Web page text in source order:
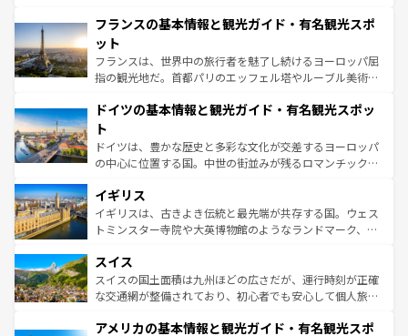
なお、新着のイタリア情報はコンテンツ一覧を参照してほ
しい。
文化が根付くこの国では、情熱的なフラメンコ、熱気あふ
れる闘牛、そして美味しいタパスが生活の一部となってい
る。首都マドリードの洗練された雰囲気や、バルセロナの
アートに溢れた街角から、地方では古代ローマ遺跡や中世
せる。地方によって風土や気候が異なるスペインはその個
ンテンツ一覧 を参照してほしい。
フランスの基本情報と観光ガイド・有名観光スポ
ット
フランスは、世界中の旅行者を魅了し続けるヨーロッパ屈
指の観光地だ。首都パリのエッフェル塔やルーブル美術館
で、幅広い魅力が詰まっている。華麗な宮殿、歴史的な大
聖堂、美しいビーチ、そして豊かな自然が、訪れる者を心
から魅了する。また、フランスは美食の国としても知ら
れ、フランス料理はユネスコ無形文化遺産にも登録されて
香り高いラベンダー畑など、多彩な楽しみ方が可能だ。さ
らに、パリ以外の地域にも魅力が溢れており、どの街角に
も豊かな歴史と文化が息づいている。パリ以外の個性あふ
を参照してほしい。
ドイツの基本情報と観光ガイド・有名観光スポッ
ト
ドイツは、豊かな歴史と多彩な文化が交差するヨーロッパ
の中心に位置する国。中世の街並みが残るロマンチック街
顔を持つこの国は、どこを歩いても飽きることがない。ベ
ルリンの文化的活気、バイエルン州のアルプスの絶景、そ
してライン川沿いのワイン畑といった風景は必見。ビール
は、お酒好きな人にはぜひ体験してほしい。 なお、新着の
ドイツ情報はコンテンツ一覧を参照してほしい。
イギリス
イギリスは、古きよき伝統と最先端が共存する国。ウェス
トミンスター寺院や大英博物館のようなランドマーク、歴
リアごとに異なる魅力がある。また、優雅なアフタヌーン
ティー、ビール好きにはたまらない英国パブ、サッカー観
戦など、本場だからこそできる体験も豊富。イギリスを旅
ンツ一覧を参照してほしい。
スイス
スイスの国土面積は九州ほどの広さだが、運行時刻が正確
な交通網が整備されており、初心者でも安心して個人旅行
の建物がそのまま残る町や、スイスならではのユニークな
アメリカの基本情報と観光ガイド・有名観光スポ